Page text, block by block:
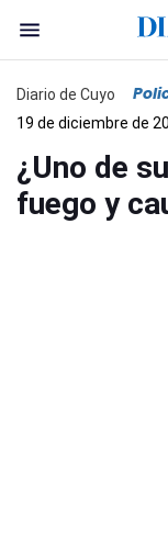
Diario de Cuyo
19 de diciembre de
¿Uno de
fuego y